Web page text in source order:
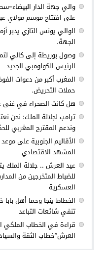
والي جهة الدار
على افتتاح موسم مولاي
الوالي يونس التازي يدبر
الجهة.
وصول بوريطة إلى كالي
الرئيس الكولومبي الجديد
المغرب أكبر من دعوات
حملات التحريض.
هل كانت الصحراء في غنى
ترامب لجلالة الملك: نحن
وندعم المقترح المغربي
الأقاليم الجنوبية على
المشهد الاقتصادي
عيد العرش .. جلالة الملك
للضباط المتخرجين من
العسكرية
الخطاط ينجا وحما أهل
تنفي شائعات التباعد
العرش”خطاب الثقة